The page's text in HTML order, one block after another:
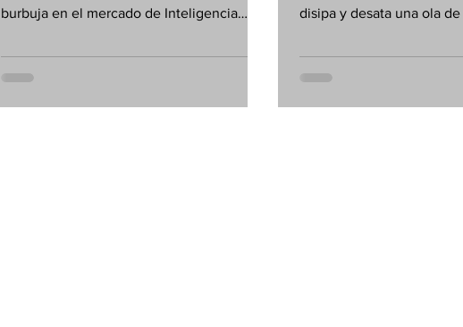
burbuja en el mercado de Inteligencia
histórico, mientras Latinoamérica sufre una
fuerte salida de capitales. ¡Aquí los
disipa y desata una ola
ajustar tu sistema!